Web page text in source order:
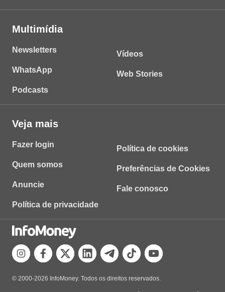
Multimídia
Newsletters
WhatsApp
Podcasts
Vídeos
Web Stories
Veja mais
Fazer login
Quem somos
Anuncie
Política de privacidade
Política de cookies
Preferências de Cookies
Fale conosco
© 2000-2026 InfoMoney. Todos os direitos reservados.